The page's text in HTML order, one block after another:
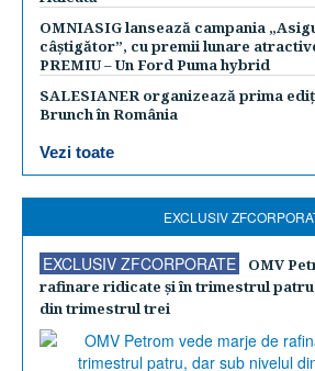
OMNIASIG lansează campania
câștigător”, cu premii lunare
PREMIU – Un Ford Puma hybrid
SALESIANER organizează prima
Brunch în România
Vezi toate
EXCLUSIV
EXCLUSIV ZFCORPORATE
OMV
rafinare ridicate şi în trimestrul
din trimestrul trei